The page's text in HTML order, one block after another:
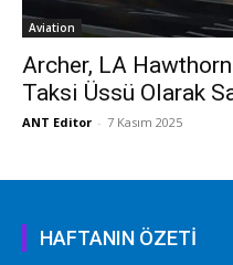
Aviation
Archer, LA
Taksi Üssü Olarak
ANT Editor - 7 Kasım 2025
HAFTANIN ÖZETİ